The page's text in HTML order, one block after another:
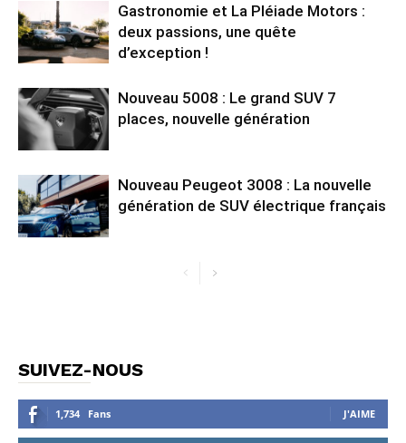
Gastronomie et La Pléiade Motors :
deux passions, une quête
d’exception !
Nouveau 5008 : Le grand SUV 7
places, nouvelle génération
Nouveau Peugeot 3008 : La nouvelle
génération de SUV électrique français
SUIVEZ-NOUS
1,734 Fans J'AIME